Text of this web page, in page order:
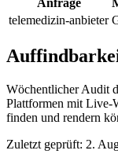
Anfrage
telemedizin-anbieter
Wöchentlicher Audit
Plattformen mit Live-
finden und rendern
Zuletzt geprüft: 2.